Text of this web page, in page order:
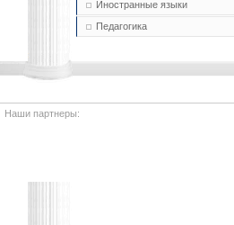
Иностранные языки
Педагогика
Наши партнеры: